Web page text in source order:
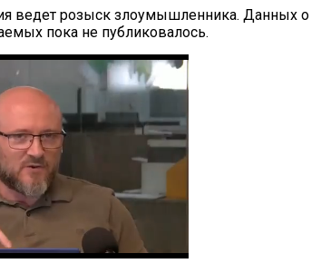
ведет розыск злоумышленника. Данных о
пока не публиковалось.